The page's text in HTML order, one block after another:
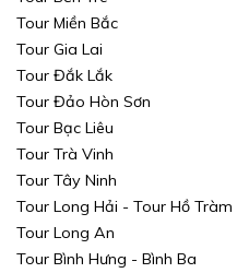
Tour Miền Bắc
Tour Gia Lai
Tour Đắk Lắk
Tour Đảo Hòn Sơn
Tour Bạc Liêu
Tour Trà Vinh
Tour Tây Ninh
Tour Long Hải - Tour Hồ Tràm
Tour Long An
Tour Bình Hưng - Bình Ba